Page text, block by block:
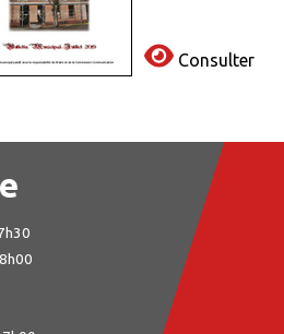
Consulter